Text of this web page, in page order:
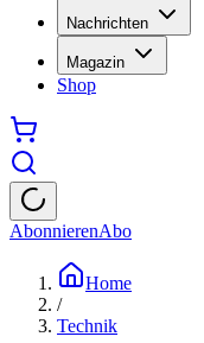
Nachrichten
Magazin
Shop
AbonnierenAbo
Home
/
Technik